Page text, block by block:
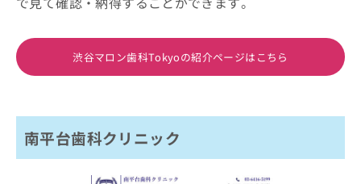
渋谷マロン歯科Tokyoの紹介ページはこちら
南平台歯科クリニック